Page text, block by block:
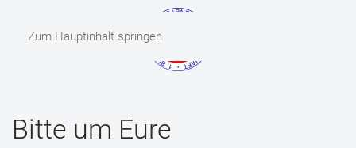
Zum Hauptinhalt springen
MENÜ
Bitte um Eure